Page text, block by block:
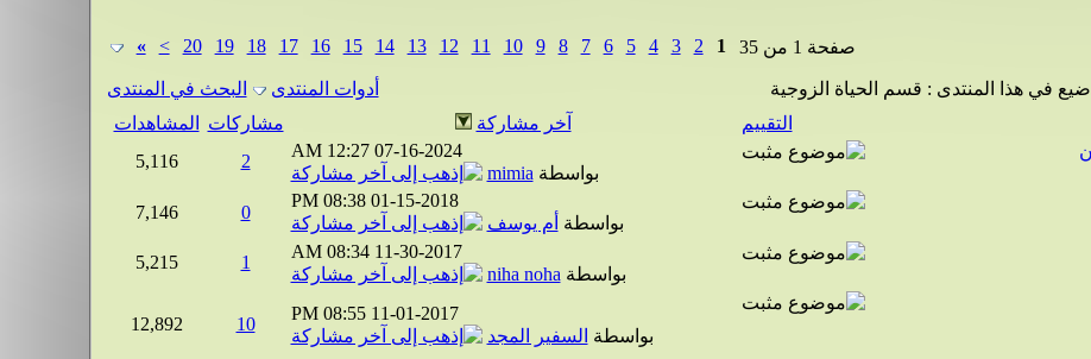
صفحة 1 من 35 1
2
3
4
5
6
7
8
9
10
11
12
13
14
15
16
17
18
19
20
>
»
في هذا المنتدى : قسم الحياة الزوجية أدوات المنتدى
البحث في المنتدى
التقييم
آخر مشاركة مشاركات
المشاهدات
07-16-2024
12:27 AM
بواسطة mimia
2
5,116
01-15-2018
08:38 PM
بواسطة أم يوسف
0
7,146
11-30-2017
08:34 AM
بواسطة niha noha
1
5,215
11-01-2017
08:55 PM
بواسطة السفير المجد
10
12,892